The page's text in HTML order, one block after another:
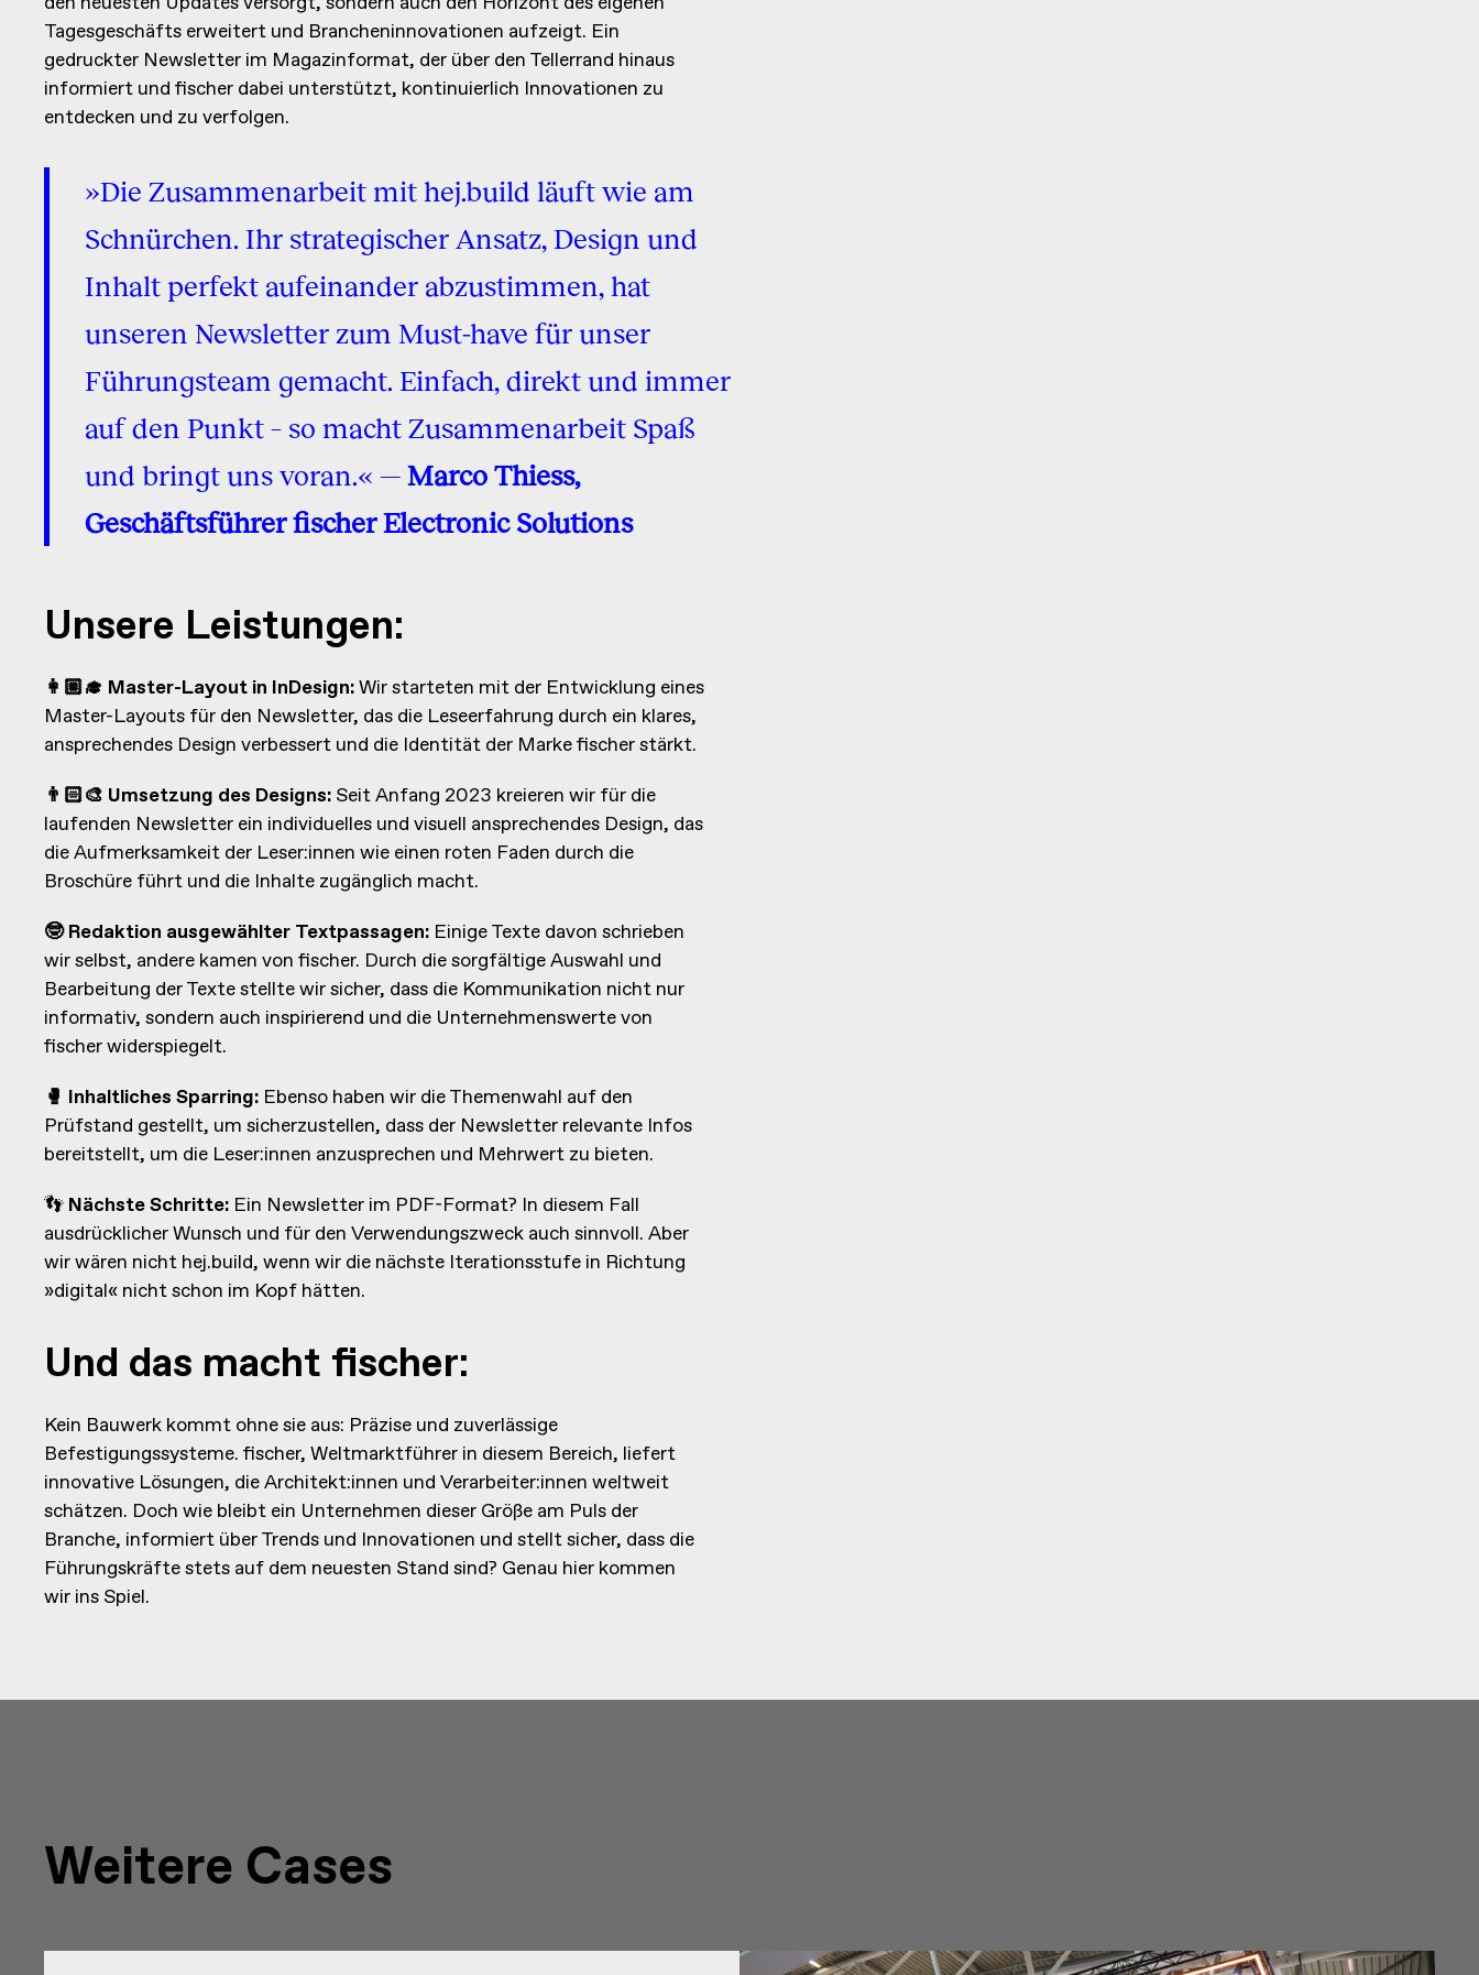
Tagesgeschäfts erweitert und Brancheninnovationen aufzeigt. Ein
gedruckter Newsletter im Magazinformat, der über den Tellerrand hinaus
informiert und fischer dabei unterstützt, kontinuierlich Innovationen zu
entdecken und zu verfolgen.
»Die Zusammenarbeit mit hej.build läuft wie am
Schnürchen. Ihr strategischer Ansatz, Design und
Inhalt perfekt aufeinander abzustimmen, hat
unseren Newsletter zum Must-have für unser
Führungsteam gemacht. Einfach, direkt und immer
auf den Punkt – so macht Zusammenarbeit Spaß
und bringt uns voran.« — Marco Thiess,
Geschäftsführer fischer Electronic Solutions
Unsere Leistungen:
👩🏼‍🎓 Master-Layout in InDesign:Wir starteten mit der Entwicklung eines
Master-Layouts für den Newsletter, das die Leseerfahrung durch ein klares,
ansprechendes Design verbessert und die Identität der Marke fischer stärkt.
👨🏻‍🎨 Umsetzung des Designs: Seit Anfang 2023 kreieren wir für die
laufenden Newsletter ein individuelles und visuell ansprechendes Design, das
die Aufmerksamkeit der Leser:innen wie einen roten Faden durch die
Broschüre führt und die Inhalte zugänglich macht.
🤓 Redaktion ausgewählter Textpassagen: Einige Texte davon schrieben
wir selbst, andere kamen von fischer. Durch die sorgfältige Auswahl und
Bearbeitung der Texte stellte wir sicher, dass die Kommunikation nicht nur
informativ, sondern auch inspirierend und die Unternehmenswerte von
fischer widerspiegelt.
🥊 Inhaltliches Sparring: Ebenso haben wir die Themenwahl auf den
Prüfstand gestellt, um sicherzustellen, dass der Newsletter relevante Infos
bereitstellt, um die Leser:innen anzusprechen und Mehrwert zu bieten.
👣 Nächste Schritte: Ein Newsletter im PDF-Format? In diesem Fall
ausdrücklicher Wunsch und für den Verwendungszweck auch sinnvoll. Aber
wir wären nicht hej.build, wenn wir die nächste Iterationsstufe in Richtung
»digital« nicht schon im Kopf hätten.
Und das macht fischer:
Kein Bauwerk kommt ohne sie aus: Präzise und zuverlässige
Befestigungssysteme. fischer, Weltmarktführer in diesem Bereich, liefert
innovative Lösungen, die Architekt:innen und Verarbeiter:innen weltweit
schätzen. Doch wie bleibt ein Unternehmen dieser Größe am Puls der
Branche, informiert über Trends und Innovationen und stellt sicher, dass die
Führungskräfte stets auf dem neuesten Stand sind? Genau hier kommen
wir ins Spiel.
Weitere Cases